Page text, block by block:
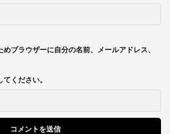
ブラウザーに自分の名前、メールアドレス、
ください。